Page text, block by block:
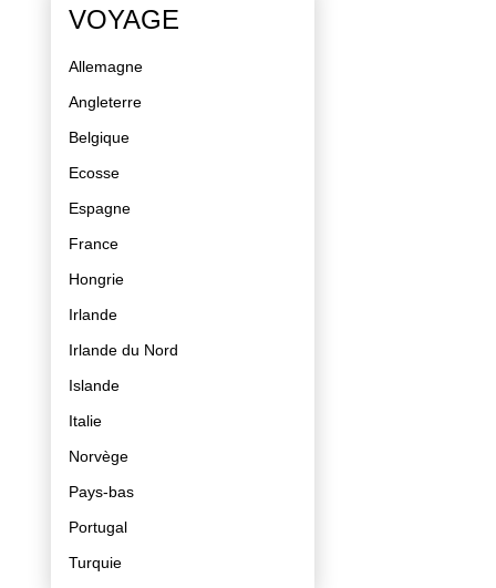
VOYAGE
Allemagne
Angleterre
Belgique
Ecosse
Espagne
France
Hongrie
Irlande
Irlande du Nord
Islande
Italie
Norvège
Pays-bas
Portugal
Turquie